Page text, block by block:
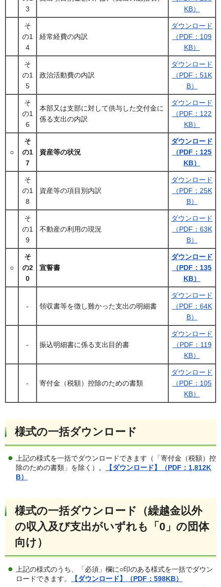
3
KB）
そ
の1
4
経常経費の内訳
ダウンロード
（PDF：109
KB）
そ
の1
5
政治活動費の内訳
ダウンロード
（PDF：51K
B）
そ
の1
6
本部又は支部に対して供与した交付金に
係る支出の内訳
ダウンロード
（PDF：122
KB）
○
そ
の1
7
資産等の状況
ダウンロード
（PDF：125
KB）
そ
の1
8
資産等の項目別内訳
ダウンロード
（PDF：25K
B）
そ
の1
9
不動産の利用の現況
ダウンロード
（PDF：63K
B）
○
そ
の2
0
宣誓書
ダウンロード
（PDF：135
KB）
- 領収書等を徴し難かった支出の明細書
ダウンロード
（PDF：64K
B）
- 振込明細書に係る支出目的書
ダウンロード
（PDF：119
KB）
- 寄付金（税額）控除のための書類
ダウンロード
（PDF：105
KB）
様式の一括ダウンロード
上記の様式を一括でダウンロードできます（「寄付金（税額）控
除のための書類」を除く）。
【ダウンロード】（PDF：1,812K
B）
様式の一括ダウンロード（繰越金以外
の収入及び支出がいずれも「0」の団体
向け）
上記の様式のうち、「必須」欄に○印のある様式を一括でダウン
ロードできます。
【ダウンロード】（PDF：598KB）